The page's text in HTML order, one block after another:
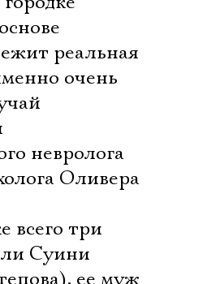
реальная
очень
невролога
Оливера
всего три
Суини
ее муж